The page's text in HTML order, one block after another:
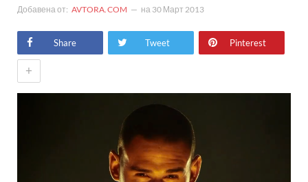
Добавена от: AVTORA.COM на 30 Март 2013
Share Tweet Pinterest
+